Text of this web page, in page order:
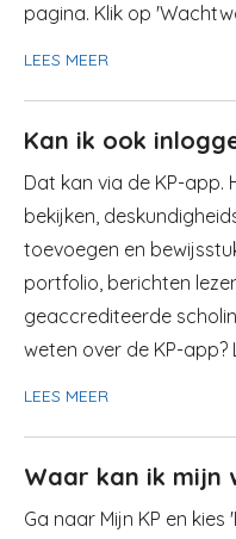
pagina. Klik op
LEES MEER
Kan ik ook
Dat kan via de KP-app.
bekijken,
toevoegen en
portfolio, berichten
geaccrediteerde
weten over de KP-app?
LEES MEER
Waar kan ik mijn
Ga naar Mijn KP en kies